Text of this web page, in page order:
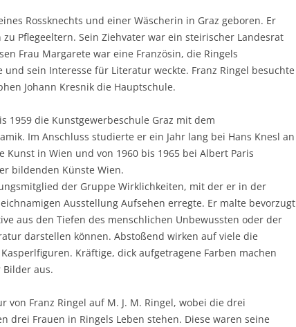
Rossknechts und einer Wäscherin in Graz geboren. Er
Pflegeeltern. Sein Ziehvater war ein steirischer Landesrat
Frau Margarete war eine Französin, die Ringels
sein Interesse für Literatur weckte. Franz Ringel besuchte
Johann Kresnik die Hauptschule.
1959 die Kunstgewerbeschule Graz mit dem
Im Anschluss studierte er ein Jahr lang bei Hans Knesl an
Kunst in Wien und von 1960 bis 1965 bei Albert Paris
bildenden Künste Wien.
der Gruppe Wirklichkeiten, mit der er in der
Ausstellung Aufsehen erregte. Er malte bevorzugt
aus den Tiefen des menschlichen Unbewussten oder der
darstellen können. Abstoßend wirken auf viele die
Kräftige, dick aufgetragene Farben machen
aus.
von Franz Ringel auf M. J. M. Ringel, wobei die drei
drei Frauen in Ringels Leben stehen. Diese waren seine